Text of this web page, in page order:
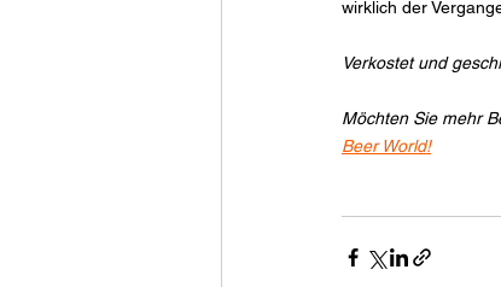
wirklich der
Verkostet und
Möchten Sie mehr
Beer World!